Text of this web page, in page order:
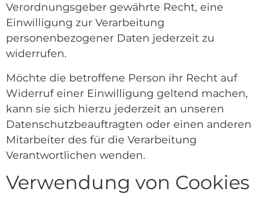
Verordnungsgeber gewährte Recht, eine
Einwilligung zur Verarbeitung
personenbezogener Daten jederzeit zu
widerrufen.
Möchte die betroffene Person ihr Recht auf
Widerruf einer Einwilligung geltend machen,
kann sie sich hierzu jederzeit an unseren
Datenschutzbeauftragten oder einen anderen
Mitarbeiter des für die Verarbeitung
Verantwortlichen wenden.
Verwendung von Cookies